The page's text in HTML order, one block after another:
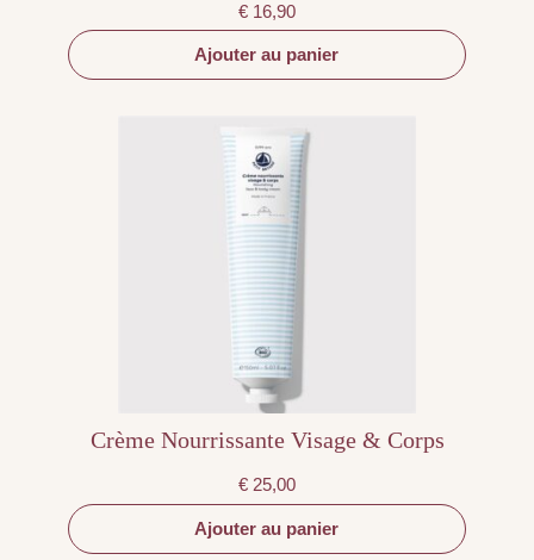
€ 16,90
Ajouter au panier
Crème Nourrissante Visage & Corps
€ 25,00
Ajouter au panier